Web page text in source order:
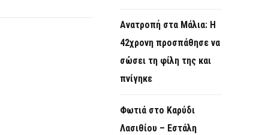
Ανατροπή στα Μάλια: Η
42χρονη προσπάθησε να
σώσει τη φίλη της και
πνίγηκε
Φωτιά στο Καρύδι
Λασιθίου – Εστάλη